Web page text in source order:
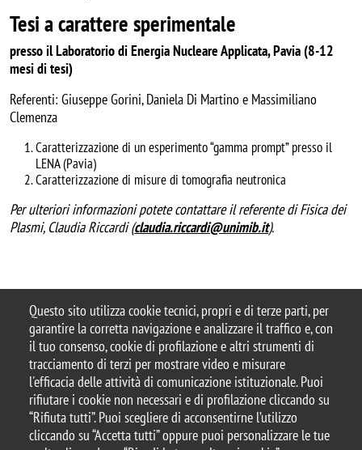
Questo sito utilizza cookie tecnici, propri e di terze parti, per
garantire la corretta navigazione e analizzare il traffico e, con
il tuo consenso, cookie di profilazione e altri strumenti di
tracciamento di terzi per mostrare video e misurare
l'efficacia delle attività di comunicazione istituzionale. Puoi
rifiutare i cookie non necessari e di profilazione cliccando su
“Rifiuta tutti”. Puoi scegliere di acconsentirne l’utilizzo
cliccando su “Accetta tutti” oppure puoi personalizzare le tue
Tesi a carattere sperimentale
presso il Laboratorio di Energia Nucleare Applicata, Pavia (8-12
mesi di tesi)
Referenti: Giuseppe Gorini, Daniela Di Martino e Massimiliano
Clemenza
Caratterizzazione di un esperimento “gamma prompt” presso il
LENA (Pavia)
Caratterizzazione di misure di tomografia neutronica
Per ulteriori informazioni potete contattare il referente di Fisica dei
Plasmi, Claudia Riccardi (claudia.riccardi@unimib.it).
© 2025 Università degli Studi di Milano-Bicocca
Piazza dell'Ateneo Nuovo, 1 - 20126, Milano
Casella PEC:ateneo.bicocca@pec.unimib.it
P.I. 12621570154 |
redazioneweb.fisica@unimib.it